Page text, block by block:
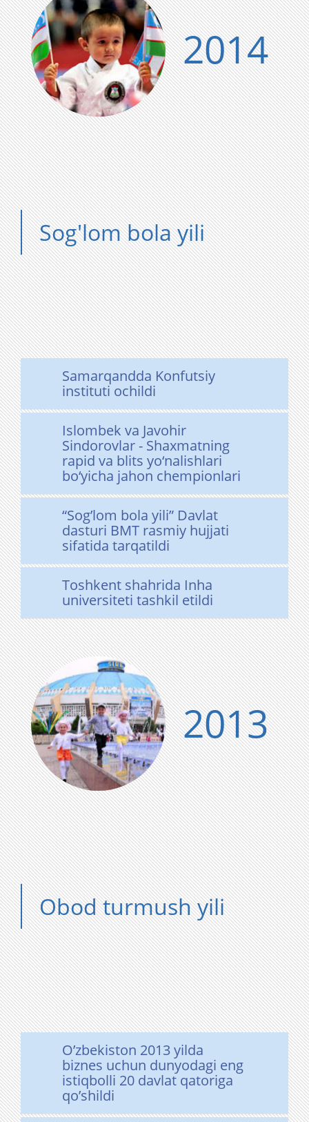
2014
Sog'lom bola yili
Samarqandda Konfutsiy
instituti ochildi
Islombek va Javohir
Sindorovlar - Shaxmatning
rapid va blits yo‘nalishlari
bo‘yicha jahon chempionlari
“Sog’lom bola yili” Davlat
dasturi BMT rasmiy hujjati
sifatida tarqatildi
Toshkent shahrida Inha
universiteti tashkil etildi
2013
Obod turmush yili
O’zbekiston 2013 yilda
biznes uchun dunyodagi eng
istiqbolli 20 davlat qatoriga
qo’shildi